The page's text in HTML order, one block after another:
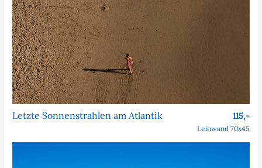
Letzte Sonnenstrahlen am Atlantik 115,-
Leinwand 70x45